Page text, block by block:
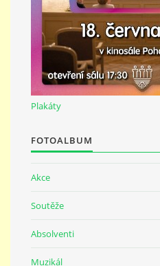
© 2026 eStránky.cz
Plakáty
FOTOALBUM
Akce
Soutěže
Absolventi
Muzikál